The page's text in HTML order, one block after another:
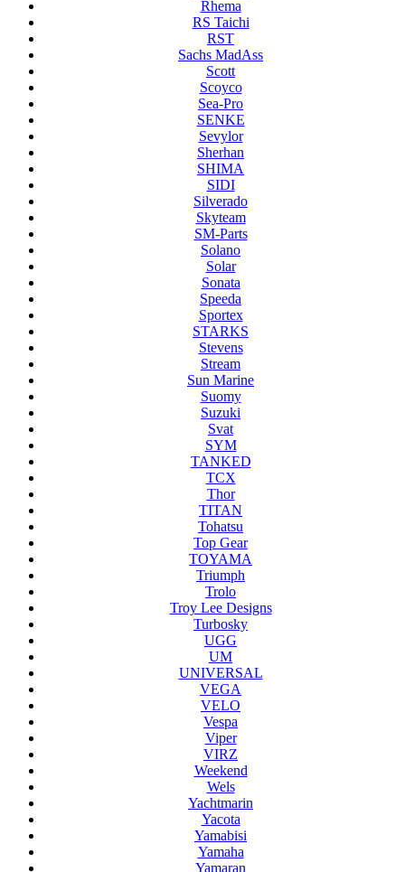
Rhema
RS Taichi
RST
Sachs MadAss
Scott
Scoyco
Sea-Pro
SENKE
Sevylor
Sherhan
SHIMA
SIDI
Silverado
Skyteam
SM-Parts
Solano
Solar
Sonata
Speeda
Sportex
STARKS
Stevens
Stream
Sun Marine
Suomy
Suzuki
Svat
SYM
TANKED
TCX
Thor
TITAN
Tohatsu
Top Gear
TOYAMA
Triumph
Trolo
Troy Lee Designs
Turbosky
UGG
UM
UNIVERSAL
VEGA
VELO
Vespa
Viper
VIRZ
Weekend
Wels
Yachtmarin
Yacota
Yamabisi
Yamaha
Yamaran